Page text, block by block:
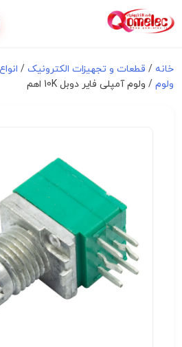
خانه / قطعات و تجهیزات الکترونیک/
ولوم / ولوم آمپلی فایر دوبل 10K اهم